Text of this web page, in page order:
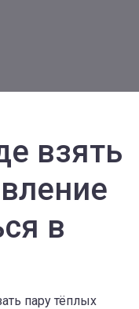
взять
в
пару тёплых